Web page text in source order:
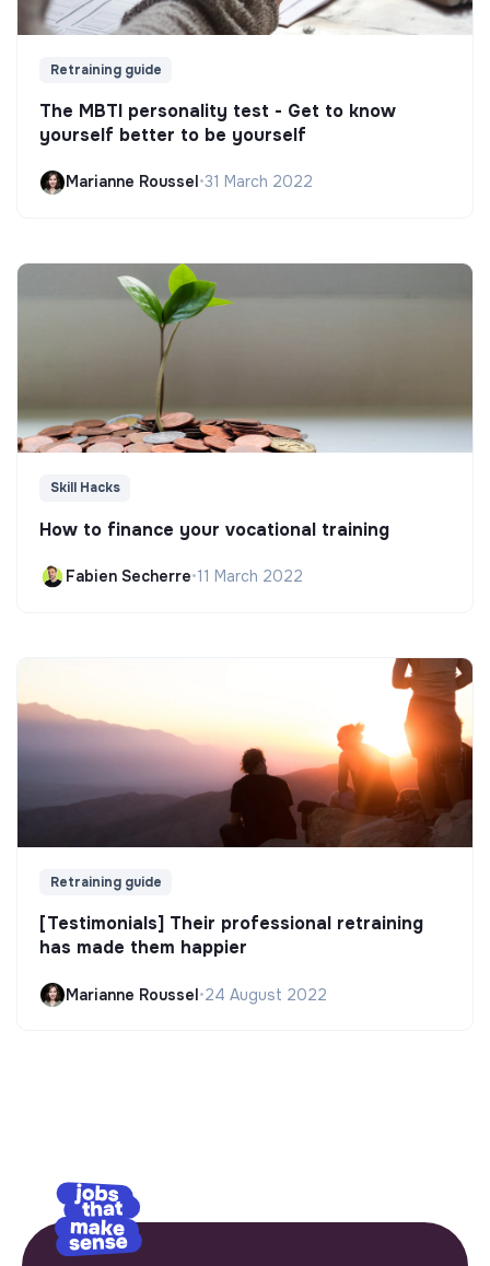
Retraining guide
The MBTI personality test - Get to know
yourself better to be yourself
Marianne Roussel •31 March 2022
Skill Hacks
How to finance your vocational training
Fabien Secherre•11 March 2022
Retraining guide
[Testimonials] Their professional retraining
has made them happier
Marianne Roussel•24 August 2022